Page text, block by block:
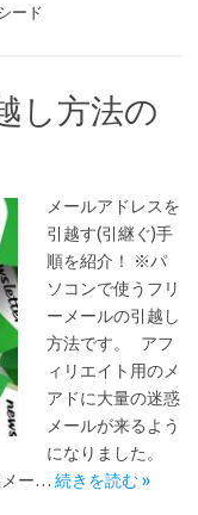
ード
し方法の
メールアドレスを
引越す(引継ぐ)手
順を紹介！ ※パ
ソコンで使うフリ
ーメールの引越し
方法です。 アフ
ィリエイト用のメ
アドに大量の迷惑
メールが来るよう
になりました。
メー… 続きを読む »